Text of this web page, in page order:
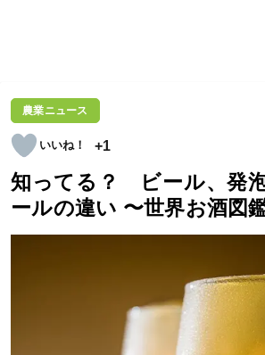
農業ニュース
+1
知ってる？ ビール、発
ールの違い 〜世界お酒図